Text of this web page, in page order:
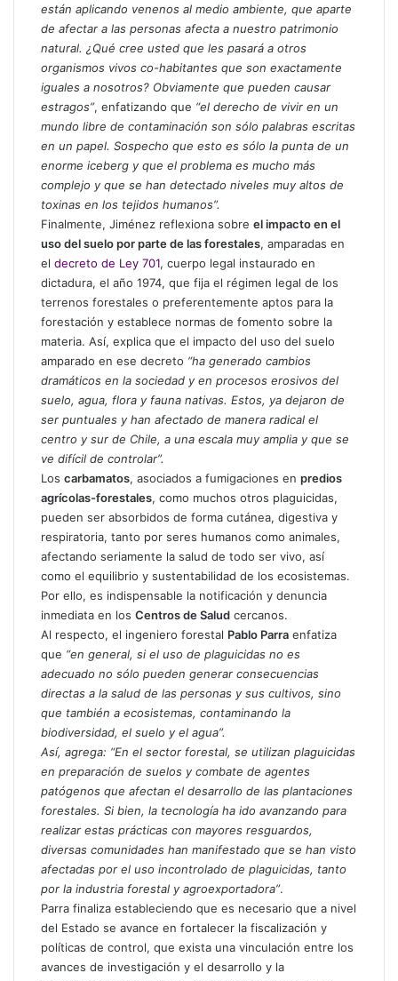
están aplicando venenos al medio ambiente, que aparte
de afectar a las personas afecta a nuestro patrimonio
natural. ¿Qué cree usted que les pasará a otros
organismos vivos co-habitantes que son exactamente
iguales a nosotros? Obviamente que pueden causar
estragos”, enfatizando que “el derecho de vivir en un
mundo libre de contaminación son sólo palabras escritas
en un papel. Sospecho que esto es sólo la punta de un
enorme iceberg y que el problema es mucho más
complejo y que se han detectado niveles muy altos de
toxinas en los tejidos humanos”.
Finalmente, Jiménez reflexiona sobre el impacto en el
uso del suelo por parte de las forestales, amparadas en
el decreto de Ley 701, cuerpo legal instaurado en
dictadura, el año 1974, que fija el régimen legal de los
terrenos forestales o preferentemente aptos para la
forestación y establece normas de fomento sobre la
materia. Así, explica que el impacto del uso del suelo
amparado en ese decreto “ha generado cambios
dramáticos en la sociedad y en procesos erosivos del
suelo, agua, flora y fauna nativas. Estos, ya dejaron de
ser puntuales y han afectado de manera radical el
centro y sur de Chile, a una escala muy amplia y que se
ve difícil de controlar”.
Los carbamatos, asociados a fumigaciones en predios
agrícolas-forestales, como muchos otros plaguicidas,
pueden ser absorbidos de forma cutánea, digestiva y
respiratoria, tanto por seres humanos como animales,
afectando seriamente la salud de todo ser vivo, así
como el equilibrio y sustentabilidad de los ecosistemas.
Por ello, es indispensable la notificación y denuncia
inmediata en los Centros de Salud cercanos.
Al respecto, el ingeniero forestal Pablo Parra enfatiza
que “en general, si el uso de plaguicidas no es
adecuado no sólo pueden generar consecuencias
directas a la salud de las personas y sus cultivos, sino
que también a ecosistemas, contaminando la
biodiversidad, el suelo y el agua”.
Así, agrega: “En el sector forestal, se utilizan plaguicidas
en preparación de suelos y combate de agentes
patógenos que afectan el desarrollo de las plantaciones
forestales. Si bien, la tecnología ha ido avanzando para
realizar estas prácticas con mayores resguardos,
diversas comunidades han manifestado que se han visto
afectadas por el uso incontrolado de plaguicidas, tanto
por la industria forestal y agroexportadora”.
Parra finaliza estableciendo que es necesario que a nivel
del Estado se avance en fortalecer la fiscalización y
políticas de control, que exista una vinculación entre los
avances de investigación y el desarrollo y la